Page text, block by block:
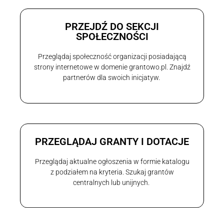
PRZEJDŹ DO SEKCJI
SPOŁECZNOŚCI
Przeglądaj społeczność organizacji posiadającą
strony internetowe w domenie grantowo.pl. Znajdź
partnerów dla swoich inicjatyw.
PRZEGLĄDAJ GRANTY I DOTACJE
Przeglądaj aktualne ogłoszenia w formie katalogu
z podziałem na kryteria. Szukaj grantów
centralnych lub unijnych.